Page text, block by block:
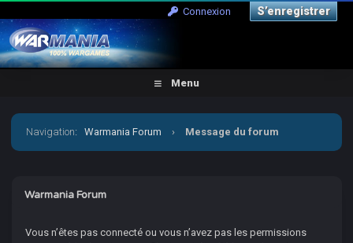
Connexion S’enregistrer
Menu
Navigation:Warmania Forum › Message du forum
Warmania Forum
Vous n’êtes pas connecté ou vous n’avez pas les permissions